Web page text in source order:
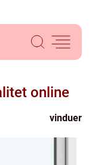
online
vinduer